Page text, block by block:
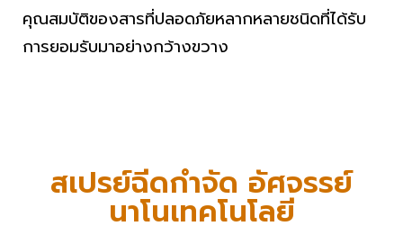
คุณสมบัติของสารที่ปลอดภัยหลากหลายชนิดที่ได้รับ
การยอมรับมาอย่างกว้างขวาง
สเปรย์ฉีดกำจัด อัศจรรย์
นาโนเทคโนโลยี